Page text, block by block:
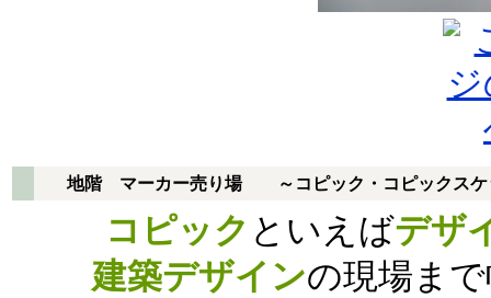
地階 マーカー売り場 ～コピック・コピックスケ
コピック といえばデザ
建築デザインの現場ま